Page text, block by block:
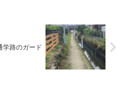
学路のガード